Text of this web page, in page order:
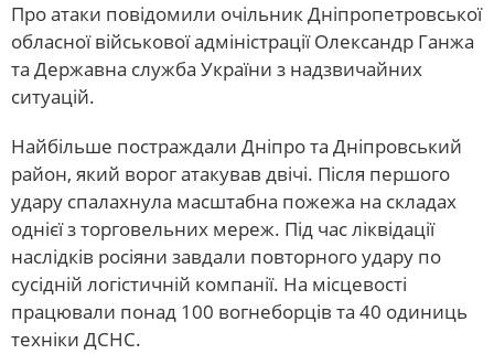
Про атаки повідомили очільник Дніпропетровської
обласної військової адміністрації Олександр Ганжа
та Державна служба України з надзвичайних
ситуацій.
Найбільше постраждали Дніпро та Дніпровський
район, який ворог атакував двічі. Після першого
удару спалахнула масштабна пожежа на складах
однієї з торговельних мереж. Під час ліквідації
наслідків росіяни завдали повторного удару по
сусідній логістичній компанії. На місцевості
працювали понад 100 вогнеборців та 40 одиниць
техніки ДСНС.